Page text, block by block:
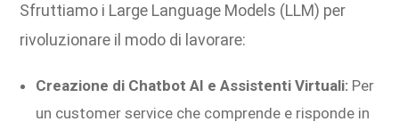
Sfruttiamo i Large Language Models (LLM) per
rivoluzionare il modo di lavorare:
Creazione di Chatbot AI e Assistenti Virtuali: Per
un customer service che comprende e risponde in